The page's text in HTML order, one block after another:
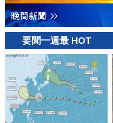
要聞一週最 HOT